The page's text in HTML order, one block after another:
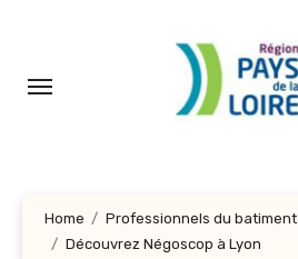
contenu
Home
Professionnels du batiment
Découvrez Négoscop à Lyon